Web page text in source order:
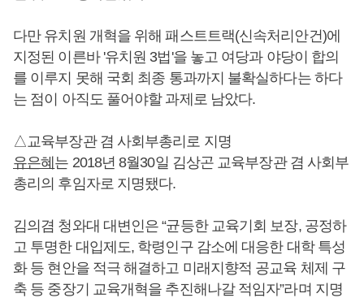
다만 유치원 개혁을 위해 패스트트랙(신속처리안건)에
지정된 이른바 '유치원 3법'을 놓고 여당과 야당이 합의
를 이루지 못해 국회 최종 통과까지 불확실하다는 하다
는 점이 아직도 풀어야할 과제로 남았다.
△교육부장관 겸 사회부총리로 지명
유은혜는 2018년 8월30일 김상곤 교육부장관 겸 사회부
총리의 후임자로 지명됐다.
김의겸 청와대 대변인은 “균등한 교육기회 보장, 공정하
고 투명한 대입제도, 학령인구 감소에 대응한 대학 특성
화 등 현안을 적극 해결하고 미래지향적 공교육 체제 구
축 등 중장기 교육개혁을 추진해나갈 적임자”라며 지명